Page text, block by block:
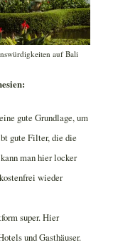
auf Bali
gute Grundlage, um
gute Filter, die die
man hier locker
wieder
super. Hier
und Gasthäuser.